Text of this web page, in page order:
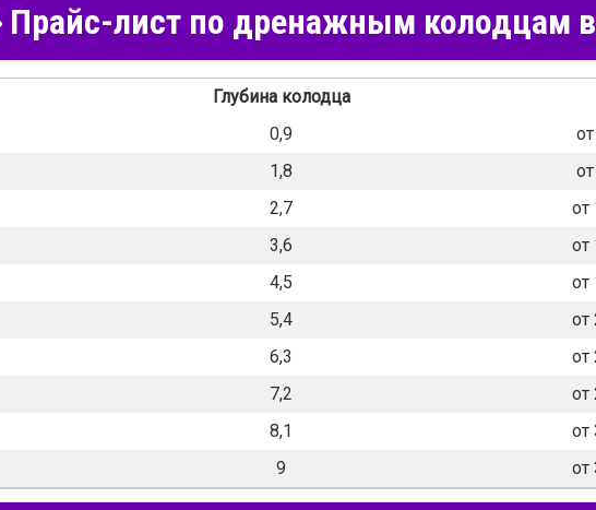
Прайс-лист по дренажным колодцам
Глубина колодца
0,9
1,8
2,7
от
3,6
от
4,5
от
5,4
от
6,3
от
7,2
от
8,1
от
9 от